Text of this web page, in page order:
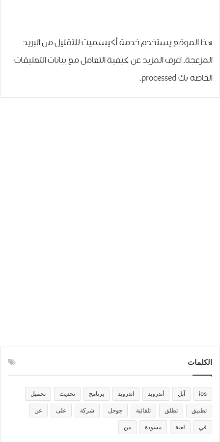
هذا الموقع يستخدم خدمة أكيسميت للتقليل من البريد
المزعجة.اعرف المزيد عن كيفية التعامل مع بيانات التعليقات
الخاصة بك processed
.
الكلمات
ios آبل أندرويد اندرويد برنامج تحديث تحميل
تطبيق تطلق تلقائية جوجل شركة على عن
في لعبة مسودة من